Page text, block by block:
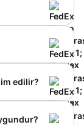
manuel
de Amerika
bir
edilir?
ABD’ye 2–